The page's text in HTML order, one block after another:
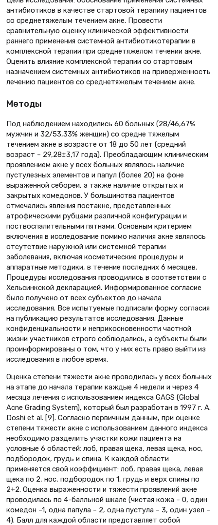
антибиотиков в качестве стартовой терапииу пациентов
со среднетяжелым течением акне. Провести
сравнительную оценку клинической эффективности
раннего применения системной антибиотикотерапии в
комплексной терапии при среднетяжелом течении акне.
Оценить влияние комплексной терапии со стартовым
назначением системных антибиотиков на приверженность
лечению пациентов со среднетяжелым течением акне.
Методы
Под наблюдением находились 60 больных (28/46,67%
мужчин и 32/53,33% женщин) со средне тяжелым
течением акне в возрасте от 18 до 50 лет (средний
возраст – 29,28±3,17 года). Преобладающим клиническим
проявлением акне у всех больных являлось наличие
пустулезных элементов и папул (более 20) на фоне
выраженной себореи, а также наличие открытых и
закрытых комедонов. У большинства пациентов
отмечались явления постакне, представленных
атрофическими рубцами различной конфигурации и
поствоспалительными пятнами. Основным критерием
включения в исследование помимо наличия акне являлось
отсутствие наружной или системной терапии
заболевания, включая косметические процедуры и
аппаратные методики, в течение последних 6 месяцев.
Процедуры исследования проводились в соответствии с
Хельсинкской декларацией. Информированное согласие
было получено от всех субъектов до начала
исследования. Все испытуемые подписали форму согласия
на публикацию результатов исследования. Данные
конфиденциальности и неприкосновенности частной
жизни участников строго соблюдались, а субъекты были
проинформированы о том, что у них есть право выйти из
исследования в любое время.
Оценка степени тяжести акне проводилась у всех больных
на этапе до начала терапии каждые 4 недели и через 4
месяца лечения с использованием индекса GAGS (Global
Acne Grading System), который был разработан в 1997 г. A.
Doshi et al. [9]. Согласно первичным данным, при оценке
степени тяжести акне с использованием данного индекса
необходимо разделить участки кожи пациента на
условные 6 областей: лоб, правая щека, левая щека, нос,
подбородок, грудь и спина. К каждой области
применяется свой коэффициент: лоб, правая щека, левая
щека по 2, нос, подбородок по 1, грудь и верх спины по
2+2. Оценка выраженности и тяжести проявлений акне
проводилась по 4-балльной шкале (чистая кожа – 0, один
комедон –1, одна папула – 2, одна пустула – 3, один узел –
4). Балл для каждой области представляет собой